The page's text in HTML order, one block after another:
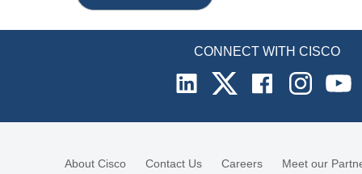
CONNECT WITH CISCO